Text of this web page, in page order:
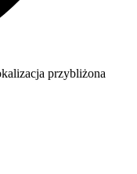
przybliżona